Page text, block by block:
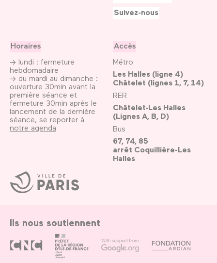
Ville
de
Paris
Horaires
→ lundi : fermeture
hebdomadaire
→ du mardi au dimanche :
ouverture 30min avant la
première séance et
fermeture 30min après le
lancement de la dernière
séance, se reporter à
notre agenda
Accès
Métro
Les Halles (ligne 4)
Châtelet (lignes 1, 7, 14)
RER
Châtelet-Les Halles
(Lignes A, B, D)
Bus
67, 74, 85
arrêt Coquillière-Les
Halles
Suivez-nous
Ils nous soutiennent